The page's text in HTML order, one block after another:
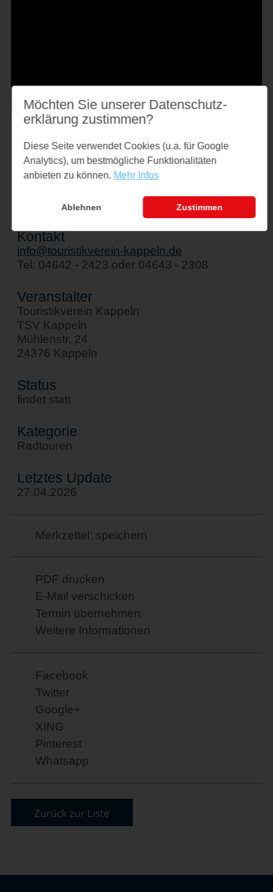
Veranstaltungsort
Treffpunkt: Fischerstatue an der Schleibrücke
Am Hafen
↪ Google Maps öffnen
Kontakt
info@touristikverein-kappeln.de
Tel: 04642 - 2423 oder 04643 - 2308
Veranstalter
Touristikverein Kappeln
TSV Kappeln
Mühlenstr. 24
24376 Kappeln
Status
findet statt
Kategorie
Radtouren
Letztes Update
27.04.2026
Merkzettel: speichern
PDF drucken
E-Mail verschicken
Termin übernehmen
Weitere Informationen
Facebook
Twitter
Google+
XING
Pinterest
Whatsapp
Zurück zur Liste
Möchten Sie unserer Datenschutz­
erklärung zustimmen?
Diese Seite verwendet Cookies (u.a. für Google
Analytics), um bestmögliche Funktionalitäten
anbieten zu können. Mehr Infos
Ablehnen Zustimmen